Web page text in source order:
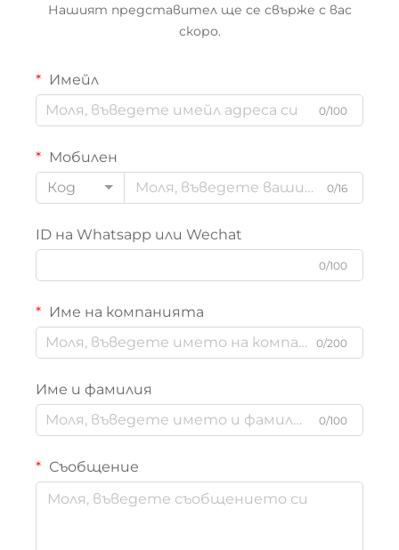
Нашият представител ще се свърже с вас
скоро.
Имейл
0/100
Мобилен
Код
0/16
ID на Whatsapp или Wechat
0/100
Име на компанията
0/200
Име и фамилия
0/100
Съобщение